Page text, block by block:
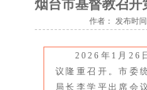
烟台市基督教召开
作者： 发布时间
2026年1月26
议隆重召开。市委
局长李学平出席会